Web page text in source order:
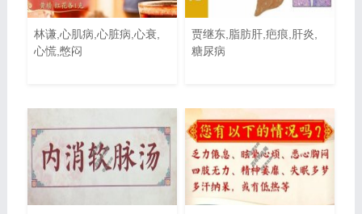
林谦,心肌病,心脏病,心衰,
心慌,憋闷
贾继东,脂肪肝,疤痕,肝炎,
糖尿病